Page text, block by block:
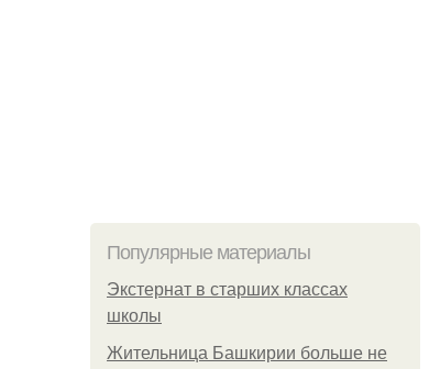
Популярные материалы
Экстернат в старших классах
школы
Жительница Башкирии больше не